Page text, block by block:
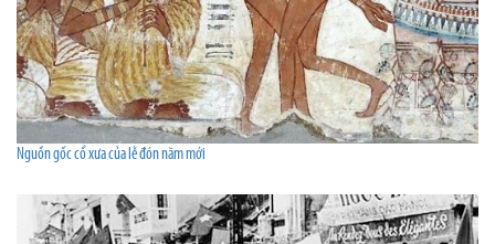
Nguồn gốc cổ xưa của lễ đón năm mới